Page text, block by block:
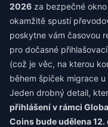
2026 za bezpečné
okamžitě spustí
poskytne vám časovou
pro dočasné
(což je věc, na kterou
během špiček migrace
Jeden drobný detail,
přihlášení v rámci
Coins bude udělena